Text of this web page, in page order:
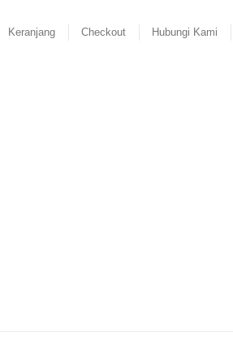
Keranjang Checkout Hubungi Kami